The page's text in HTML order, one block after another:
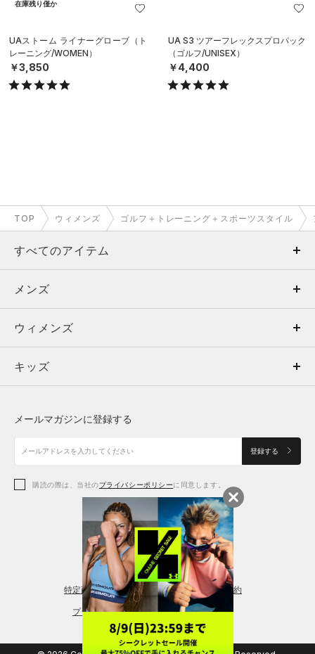
在庫残り僅か
UAストーム ライナーグローブ（ト
レーニング/WOMEN）
￥3,850
UA S3 ツアーフレックスプロパック
（ゴルフ/UNISEX）
￥4,400
TOP ウィメンズ ゴルフ＋トレーニング＋スポーツスタイル
すべてのアイテム
メンズ
ウィメンズ
キッズ
アクセサリー
メンズ
トップス
ボトムス
アクセサリー
ウィメンズ
トップス
シューズ
アクセサリー
レギンス＆タイツ
キッズ
シューズ
メールマガジンに登録する
登録する
購読の際は、当社のプライバシーポリシーに同意します。
特定商取引法に基づく通販の表記 会員規約
プライバシーポリシー